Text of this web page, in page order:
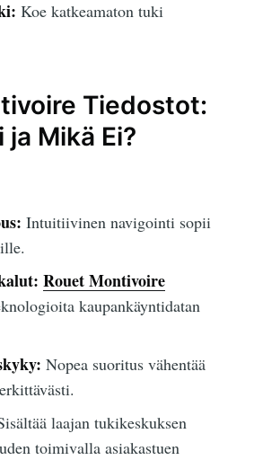
Koe katkeamaton tuki
Tiedostot:
ja Mikä Ei?
Intuitiivinen navigointi sopii
Rouet Montivoire
kaupankäyntidatan
Nopea suoritus vähentää
laajan tukikeskuksen
toimivalla asiakastuen